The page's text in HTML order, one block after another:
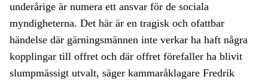
underårige är numera ett ansvar för de sociala
myndigheterna. Det här är en tragisk och ofattbar
händelse där gärningsmännen inte verkar ha haft några
kopplingar till offret och där offret förefaller ha blivit
slumpmässigt utvalt, säger kammaråklagare Fredrik